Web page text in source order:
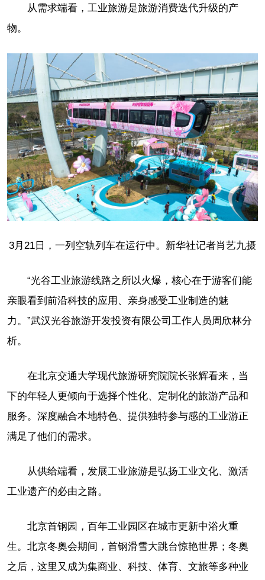
从需求端看，工业旅游是旅游消费迭代升级的产
物。
3月21日，一列空轨列车在运行中。新华社记者肖艺九摄
“光谷工业旅游线路之所以火爆，核心在于游客们能
亲眼看到前沿科技的应用、亲身感受工业制造的魅
力。”武汉光谷旅游开发投资有限公司工作人员周欣林分
析。
在北京交通大学现代旅游研究院院长张辉看来，当
下的年轻人更倾向于选择个性化、定制化的旅游产品和
服务。深度融合本地特色、提供独特参与感的工业游正
满足了他们的需求。
从供给端看，发展工业旅游是弘扬工业文化、激活
工业遗产的必由之路。
北京首钢园，百年工业园区在城市更新中浴火重
生。北京冬奥会期间，首钢滑雪大跳台惊艳世界；冬奥
之后，这里又成为集商业、科技、体育、文旅等多种业